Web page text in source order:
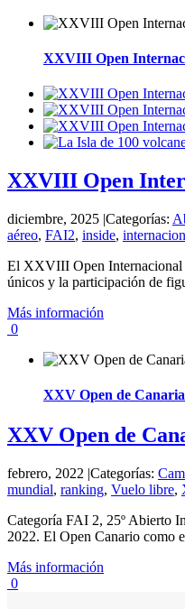
XXVIII Open
XXVIII Open
diciembre, 2025 |Categorías:
aéreo, FAI2, inside,
El XXVIII Open Internacional
únicos y la participación de
Más información
0
XXV Open de
XXV Open de
febrero, 2022 |Categorías:
mundial, ranking, Vuelo libre,
Categoría FAI 2, 25º Abierto
2022. El Open Canario como
Más información
0